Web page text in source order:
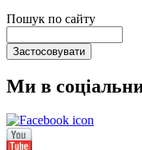
Пошук по сайту
Ми в